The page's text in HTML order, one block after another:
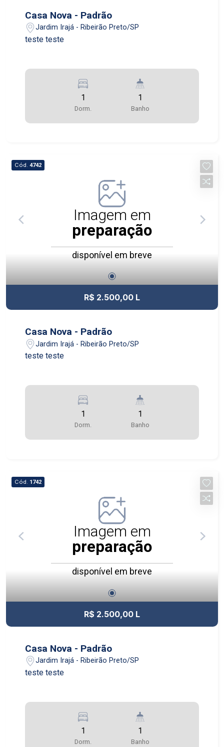
Casa Nova - Padrão
Jardim Irajá - Ribeirão Preto/SP
teste teste
1
Dorm.
1
Banho
Cód. 4742
Imagem em
preparação
disponível em breve
R$ 2.500,00 L
Casa Nova - Padrão
Jardim Irajá - Ribeirão Preto/SP
teste teste
1
Dorm.
1
Banho
Cód. 1742
Imagem em
preparação
disponível em breve
R$ 2.500,00 L
Casa Nova - Padrão
Jardim Irajá - Ribeirão Preto/SP
teste teste
1
Dorm.
1
Banho